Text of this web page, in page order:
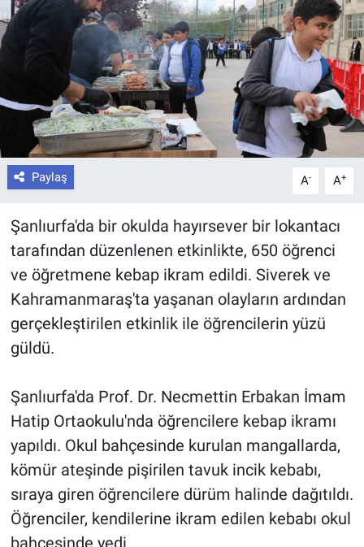
Paylaş A- A+
Şanlıurfa'da bir okulda hayırsever bir lokantacı
tarafından düzenlenen etkinlikte, 650 öğrenci
ve öğretmene kebap ikram edildi. Siverek ve
Kahramanmaraş'ta yaşanan olayların ardından
gerçekleştirilen etkinlik ile öğrencilerin yüzü
güldü.
Şanlıurfa'da Prof. Dr. Necmettin Erbakan İmam
Hatip Ortaokulu'nda öğrencilere kebap ikramı
yapıldı. Okul bahçesinde kurulan mangallarda,
kömür ateşinde pişirilen tavuk incik kebabı,
sıraya giren öğrencilere dürüm halinde dağıtıldı.
Öğrenciler, kendilerine ikram edilen kebabı okul
bahçesinde yedi.